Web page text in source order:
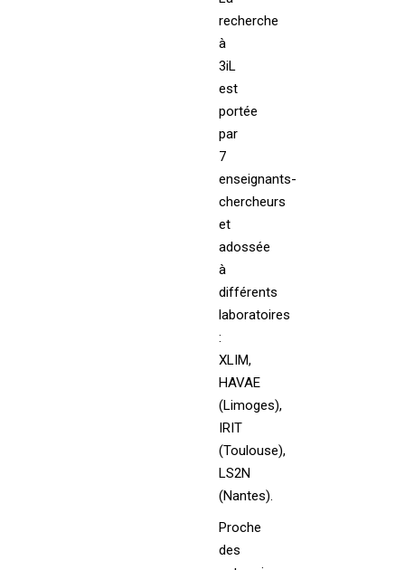
recherche
à
3iL
est
portée
par
7
enseignants-
chercheurs
et
adossée
à
différents
laboratoires
:
XLIM,
HAVAE
(Limoges),
IRIT
(Toulouse),
LS2N
(Nantes).
Proche
des